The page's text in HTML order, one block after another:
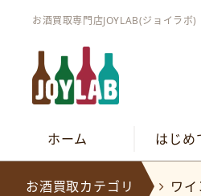
お酒買取専門店JOYLAB(ジョイラボ)
ホーム はじめ
お酒買取カテゴリ ワイ